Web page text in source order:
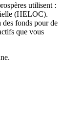
utilisent :
(HELOC).
des fonds pour de
que vous